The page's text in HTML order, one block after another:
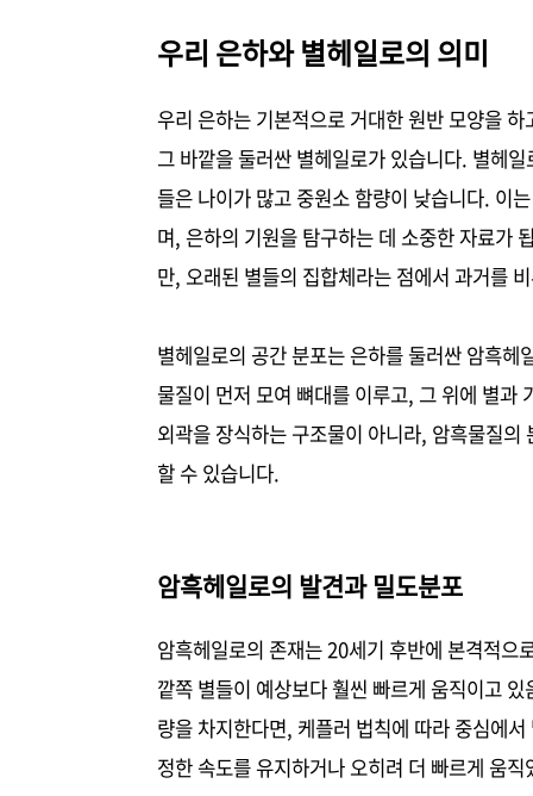
우리 은하와 별헤일로의 의미
우리 은하는 기본적으로 거대한 원반 모양을
그 바깥을 둘러싼 별헤일로가 있습니다. 별헤
들은 나이가 많고 중원소 함량이 낮습니다. 이
며, 은하의 기원을 탐구하는 데 소중한 자료가
만, 오래된 별들의 집합체라는 점에서 과거를
별헤일로의 공간 분포는 은하를 둘러싼 암흑
물질이 먼저 모여 뼈대를 이루고, 그 위에 별과
외곽을 장식하는 구조물이 아니라, 암흑물질
할 수 있습니다.
암흑헤일로의 발견과 밀도분포
암흑헤일로의 존재는 20세기 후반에 본격적으
깥쪽 별들이 예상보다 훨씬 빠르게 움직이고
량을 차지한다면, 케플러 법칙에 따라 중심에
정한 속도를 유지하거나 오히려 더 빠르게 움